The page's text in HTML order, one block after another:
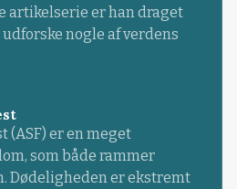
artikelserie er han draget
nogle af verdens
(ASF) er en meget
som både rammer
Dødeligheden er ekstremt